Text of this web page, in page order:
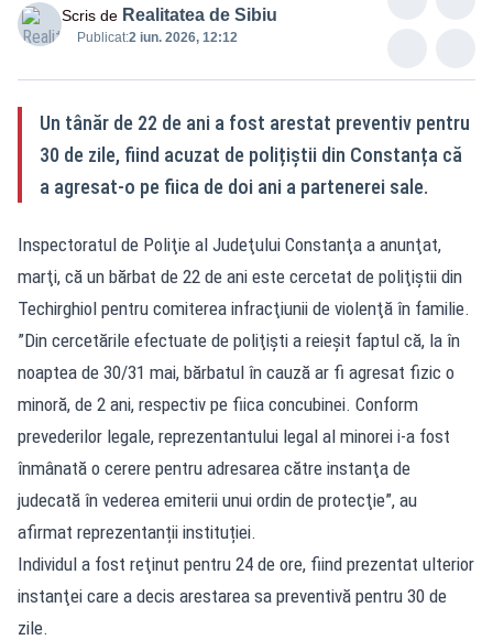
Scris de Realitatea de Sibiu
Publicat:2 iun. 2026, 12:12
Un tânăr de 22 de ani a fost arestat preventiv pentru
30 de zile, fiind acuzat de polițiștii din Constanța că
a agresat-o pe fiica de doi ani a partenerei sale.
Inspectoratul de Poliţie al Judeţului Constanţa a anunţat,
marţi, că un bărbat de 22 de ani este cercetat de poliţiştii din
Techirghiol pentru comiterea infracţiunii de violenţă în familie.
”Din cercetările efectuate de poliţişti a reieşit faptul că, la în
noaptea de 30/31 mai, bărbatul în cauză ar fi agresat fizic o
minoră, de 2 ani, respectiv pe fiica concubinei. Conform
prevederilor legale, reprezentantului legal al minorei i-a fost
înmânată o cerere pentru adresarea către instanţa de
judecată în vederea emiterii unui ordin de protecţie”, au
afirmat reprezentanții instituției.
Individul a fost reţinut pentru 24 de ore, fiind prezentat ulterior
instanţei care a decis arestarea sa preventivă pentru 30 de
zile.